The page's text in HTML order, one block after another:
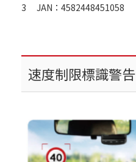
3 JAN：4582448451058
速度制限標識警告